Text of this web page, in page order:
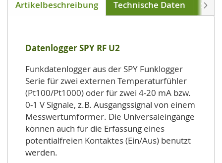
Artikelbeschreibung Technische Daten
Datenlogger SPY RF U2
Funkdatenlogger aus der SPY Funklogger
Serie für zwei externen Temperaturfühler
(Pt100/Pt1000) oder für zwei 4-20 mA bzw.
0-1 V Signale, z.B. Ausgangssignal von einem
Messwertumformer. Die Universaleingänge
können auch für die Erfassung eines
potentialfreien Kontaktes (Ein/Aus) benutzt
werden.